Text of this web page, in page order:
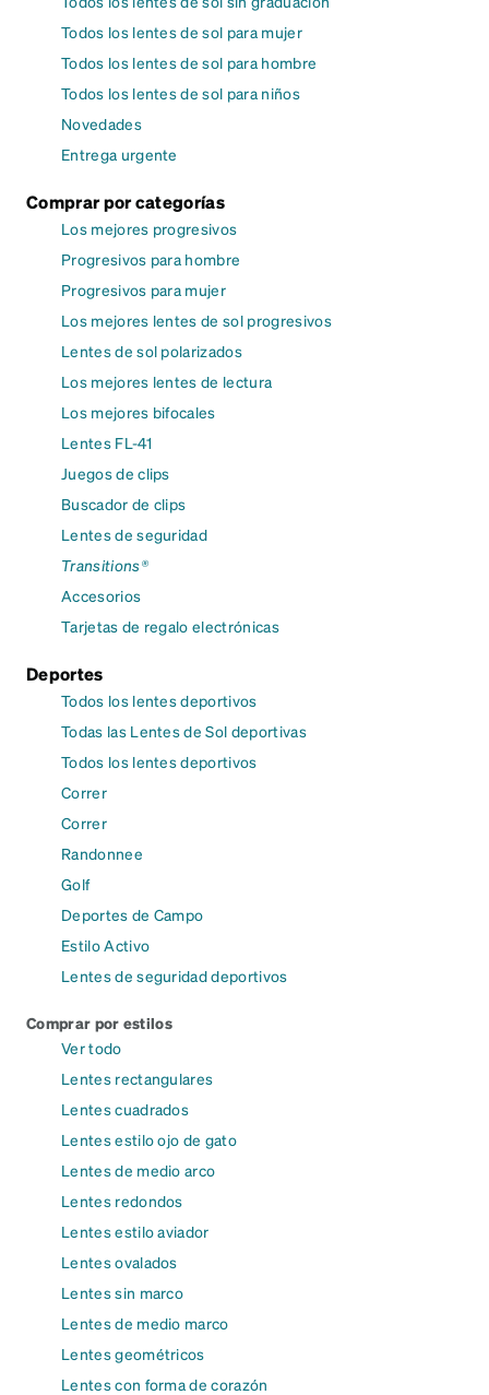
Todos los lentes de sol para mujer
Todos los lentes de sol para hombre
Todos los lentes de sol para niños
Novedades
Entrega urgente
Comprar por categorías
Los mejores progresivos
Progresivos para hombre
Progresivos para mujer
Los mejores lentes de sol progresivos
Lentes de sol polarizados
Los mejores lentes de lectura
Los mejores bifocales
Lentes FL-41
Juegos de clips
Buscador de clips
Lentes de seguridad
Transitions®
Accesorios
Tarjetas de regalo electrónicas
Deportes
Todos los lentes deportivos
Todas las Lentes de Sol deportivas
Todos los lentes deportivos
Correr
Correr
Randonnee
Golf
Deportes de Campo
Estilo Activo
Lentes de seguridad deportivos
Comprar por estilos
Ver todo
Lentes rectangulares
Lentes cuadrados
Lentes estilo ojo de gato
Lentes de medio arco
Lentes redondos
Lentes estilo aviador
Lentes ovalados
Lentes sin marco
Lentes de medio marco
Lentes geométricos
Lentes con forma de corazón